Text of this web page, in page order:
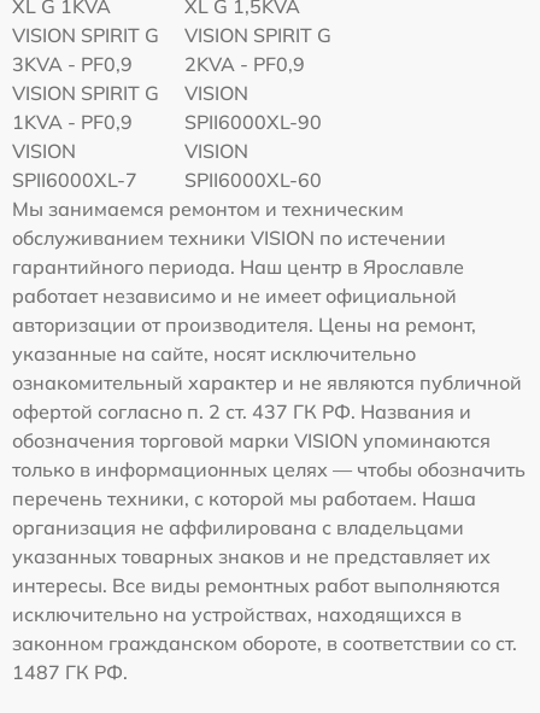
XL G 1KVA
XL G 1,5KVA
VISION SPIRIT G
3KVA - PF0,9
VISION SPIRIT G
2KVA - PF0,9
VISION SPIRIT G
1KVA - PF0,9
VISION
SPII6000XL-90
VISION
SPII6000XL-7
VISION
SPII6000XL-60
Мы занимаемся ремонтом и техническим
обслуживанием техники VISION по истечении
гарантийного периода. Наш центр в Ярославле
работает независимо и не имеет официальной
авторизации от производителя. Цены на ремонт,
указанные на сайте, носят исключительно
ознакомительный характер и не являются публичной
офертой согласно п. 2 ст. 437 ГК РФ. Названия и
обозначения торговой марки VISION упоминаются
только в информационных целях — чтобы обозначить
перечень техники, с которой мы работаем. Наша
организация не аффилирована с владельцами
указанных товарных знаков и не представляет их
интересы. Все виды ремонтных работ выполняются
исключительно на устройствах, находящихся в
законном гражданском обороте, в соответствии со ст.
1487 ГК РФ.